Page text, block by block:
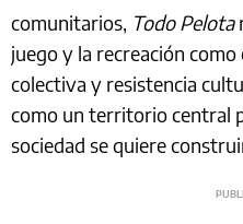
comunitarios, Todo Pelota
juego y la recreación
colectiva y resistencia
como un territorio central
sociedad se quiere